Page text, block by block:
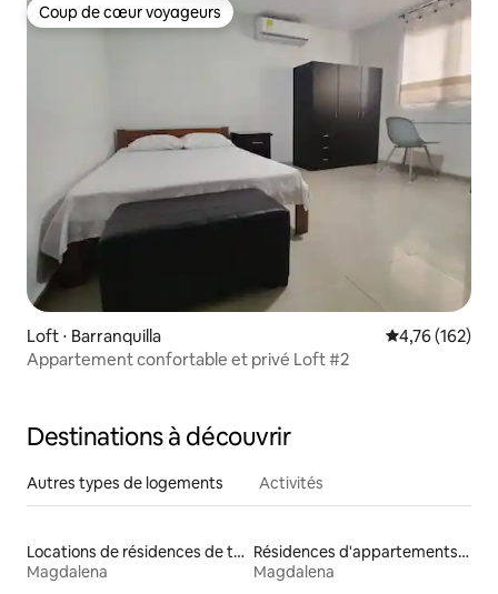
Coup de cœur voyageurs
Coup de cœur voyageurs
Loft ⋅ Barranquilla Évaluation
4,76 (162)
Appartement confortable et privé Loft #2
Destinations à découvrir
Autres types de logements Activités
Locations de résidences de tourisme
Magdalena
Résidences d'appartements en location
Magdalena